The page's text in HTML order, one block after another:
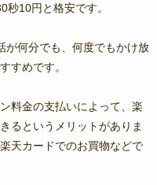
10円と格安です。
が何分でも、何度でもかけ放
すめです。
料金の支払いによって、楽
るというメリットがありま
天カードでのお買物などで